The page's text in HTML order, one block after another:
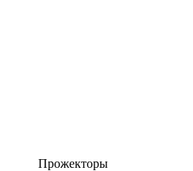
Прожекторы